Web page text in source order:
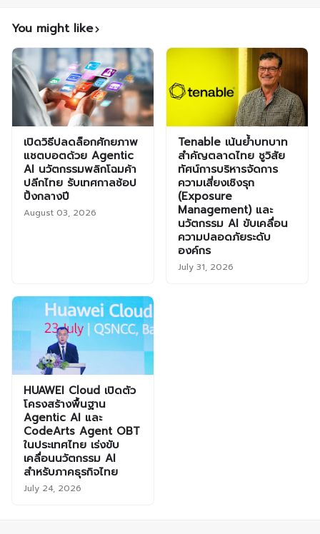
You might like
เปิดวิธีปลดล็อกศักยภาพ
แชตบอตด้วย Agentic
AI นวัตกรรมพลิกโฉมค้า
ปลีกไทย รับเทศกาลช้อป
ปิ้งกลางปี
August 03, 2026
Tenable เน้นย้ำบทบาท
สำคัญตลาดไทย ชูวิสัย
ทัศน์การบริหารจัดการ
ความเสี่ยงเชิงรุก
(Exposure
Management) และ
นวัตกรรม AI ขับเคลื่อน
ความปลอดภัยระดับ
องค์กร
July 31, 2026
HUAWEI Cloud เปิดตัว
โครงสร้างพื้นฐาน
Agentic AI และ
CodeArts Agent OBT
ในประเทศไทย เร่งขับ
เคลื่อนนวัตกรรม AI
สำหรับภาคธุรกิจไทย
July 24, 2026